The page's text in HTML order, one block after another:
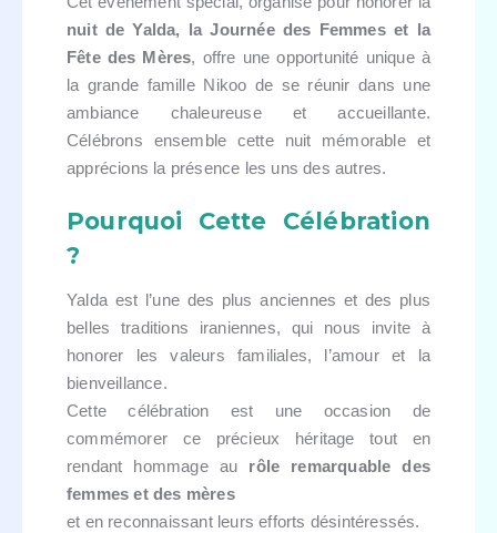
nuit de Yalda, la Journée des Femmes et la
Fête des Mères, offre une opportunité unique à
la grande famille Nikoo de se réunir dans une
ambiance chaleureuse et accueillante.
Célébrons ensemble cette nuit mémorable et
apprécions la présence les uns des autres.
Pourquoi Cette Célébration
?
Yalda est l’une des plus anciennes et des plus
belles traditions iraniennes, qui nous invite à
honorer les valeurs familiales, l’amour et la
bienveillance.
Cette célébration est une occasion de
commémorer ce précieux héritage tout en
rendant hommage au rôle remarquable des
femmes et des mères
et en reconnaissant leurs efforts désintéressés.